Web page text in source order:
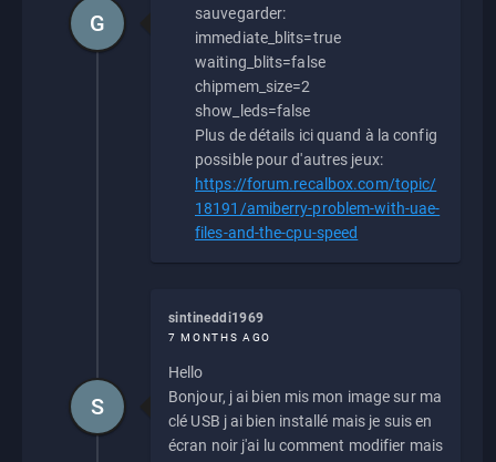
sauvegarder:
immediate_blits=true
waiting_blits=false
chipmem_size=2
show_leds=false
Plus de détails ici quand à la config
possible pour d'autres jeux:
https://forum.recalbox.com/topic/
18191/amiberry-problem-with-uae-
files-and-the-cpu-speed
G
sintineddi1969
7 MONTHS AGO
Hello
Bonjour, j ai bien mis mon image sur ma
clé USB j ai bien installé mais je suis en
écran noir j'ai lu comment modifier mais
S